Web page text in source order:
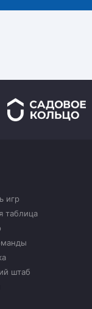
игр
таблица
штаб